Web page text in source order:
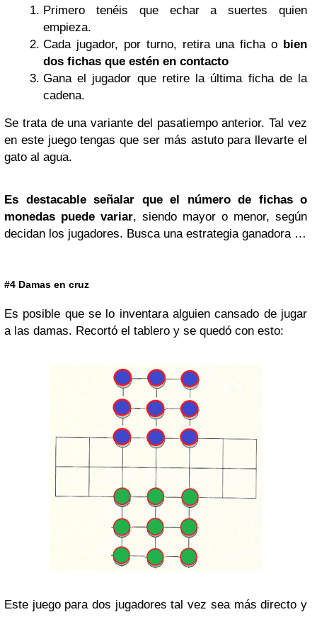
Primero tenéis que echar a suertes quien
empieza.
Cada jugador, por turno, retira una ficha o bien
dos fichas que estén en contacto
Gana el jugador que retire la última ficha de la
cadena.
Se trata de una variante del pasatiempo anterior. Tal vez
en este juego tengas que ser más astuto para llevarte el
gato al agua.
Es destacable señalar que el número de fichas o
monedas puede variar, siendo mayor o menor, según
decidan los jugadores. Busca una estrategia ganadora …
#4 Damas en cruz
Es posible que se lo inventara alguien cansado de jugar
a las damas. Recortó el tablero y se quedó con esto:
Este juego para dos jugadores tal vez sea más directo y